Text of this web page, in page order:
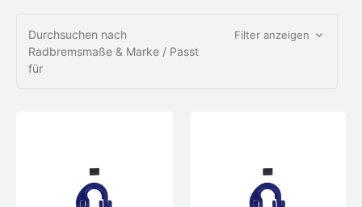
Durchsuchen nach
Radbremsmaße & Marke / Passt
für
Filter anzeigen